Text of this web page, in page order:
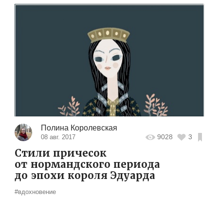
Полина Королевская
08 авг. 2017 9028 3
Стили причесок
от нормандского периода
до эпохи короля Эдуарда
#вдохновение